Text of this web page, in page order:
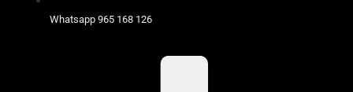
Whatsapp 965 168 126